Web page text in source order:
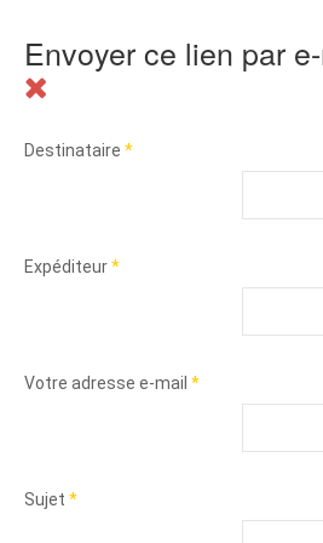
Envoyer ce lien par
Destinataire *
Expéditeur*
Votre adresse e-mail *
Sujet *